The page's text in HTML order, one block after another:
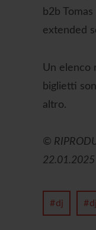
b2b
extended
Un elenco
biglietti
altro.
©
22.01.2025
dj